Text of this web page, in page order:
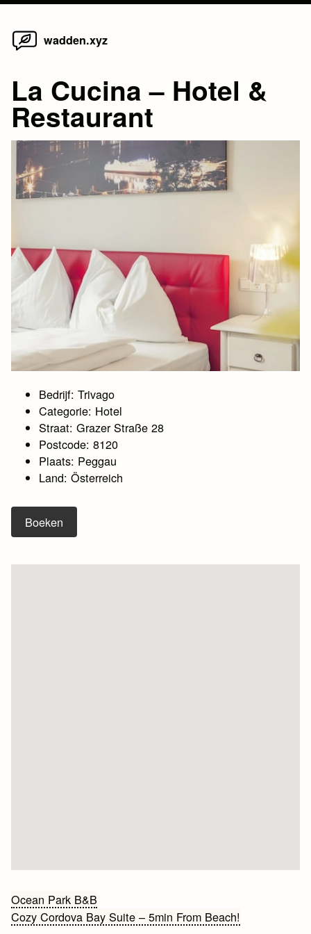
Skip
wadden.xyz
La Cucina – Hotel &
Restaurant
Bedrijf: Trivago
Categorie: Hotel
Straat: Grazer Straße 28
Postcode: 8120
Plaats: Peggau
Land: Österreich
Boeken
Bericht
navigatie
Ocean Park B&B
Cozy Cordova Bay Suite – 5min From Beach!